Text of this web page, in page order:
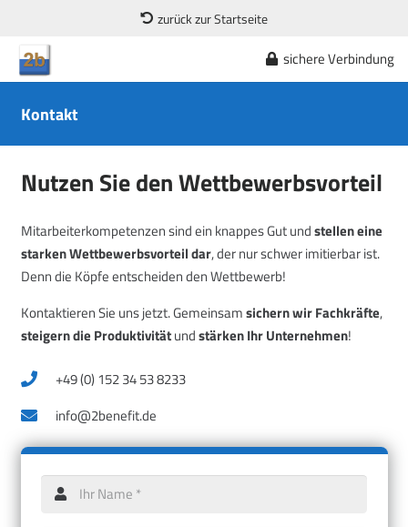
zurück zur Startseite
sichere Verbindung
Kontakt
Nutzen Sie den Wettbewerbsvorteil
Mitarbeiterkompetenzen sind ein knappes Gut undstellen eine
starken Wettbewerbsvorteil dar, der nur schwer imitierbar ist.
Denn die Köpfe entscheiden den Wettbewerb!
Kontaktieren Sie uns jetzt. Gemeinsamsichern wir Fachkräfte,
steigern die Produktivitätundstärken Ihr Unternehmen!
+49 (0) 152 34 53 8233
info@2benefit.de